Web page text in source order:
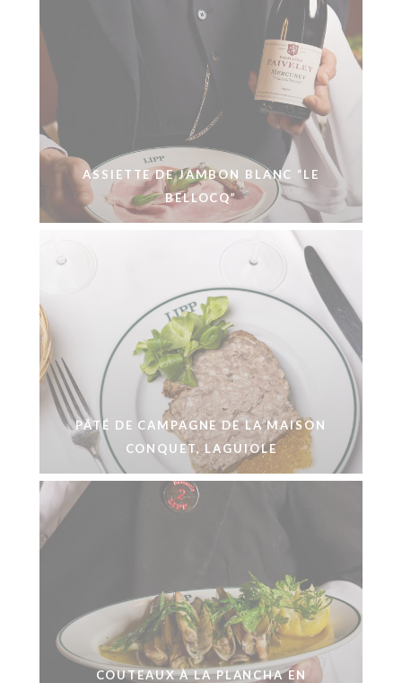
ASSIETTE DE JAMBON BLANC “LE
BELLOCQ”
PÂTÉ DE CAMPAGNE DE LA MAISON
CONQUET, LAGUIOLE
COUTEAUX À LA PLANCHA EN